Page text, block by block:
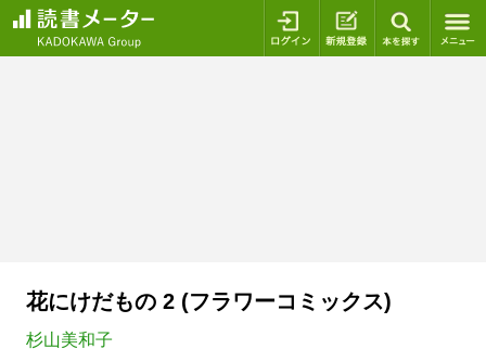
ログイン 新規登録
花にけだもの 2 (フラワーコミックス)
杉山美和子